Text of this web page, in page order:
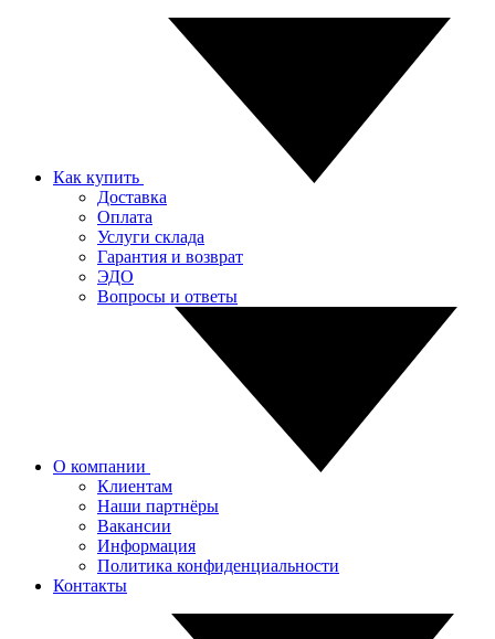
Как купить
Доставка
Оплата
Услуги склада
Гарантия и возврат
ЭДО
Вопросы и ответы
О компании
Клиентам
Наши партнёры
Вакансии
Информация
Политика конфиденциальности
Контакты